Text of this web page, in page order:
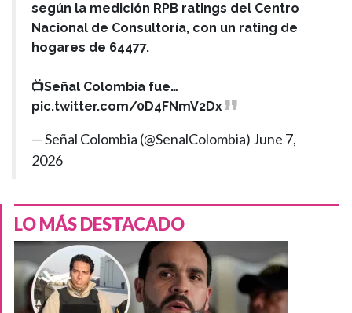
según la medición RPB ratings del Centro
Nacional de Consultoría, con un rating de
hogares de 64477.
📺Señal Colombia fue…
pic.twitter.com/0D4FNmV2Dx
— Señal Colombia (@SenalColombia) June 7,
2026
LO MÁS DESTACADO